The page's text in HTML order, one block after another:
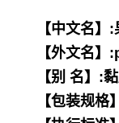
【中文名】
【外文名】
【别 名】:
【包装规格